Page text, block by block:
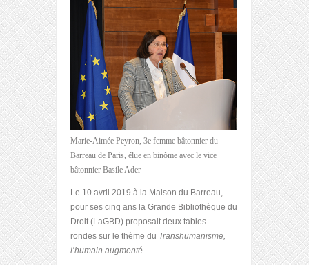
Marie-Aimée Peyron, 3e femme bâtonnier du
Barreau de Paris, élue en binôme avec le vice
bâtonnier Basile Ader
Le 10 avril 2019 à la Maison du Barreau,
pour ses cinq ans la Grande Bibliothèque du
Droit (LaGBD) proposait deux tables
rondes sur le thème du Transhumanisme,
l’humain augmenté.